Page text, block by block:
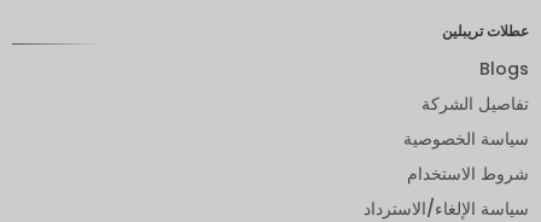
عطلات تريبلين
Blogs
تفاصيل الشركة
سياسة الخصوصية
شروط الاستخدام
سياسة الإلغاء/الاسترداد